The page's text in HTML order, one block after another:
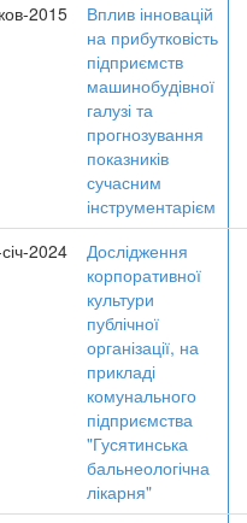
2015
Вплив інновацій
на прибутковість
підприємств
машинобудівної
галузі та
прогнозування
показників
сучасним
інструментарієм
2024
Дослідження
корпоративної
культури
публічної
організації, на
прикладі
комунального
підприємства
"Гусятинська
бальнеологічна
лікарня"